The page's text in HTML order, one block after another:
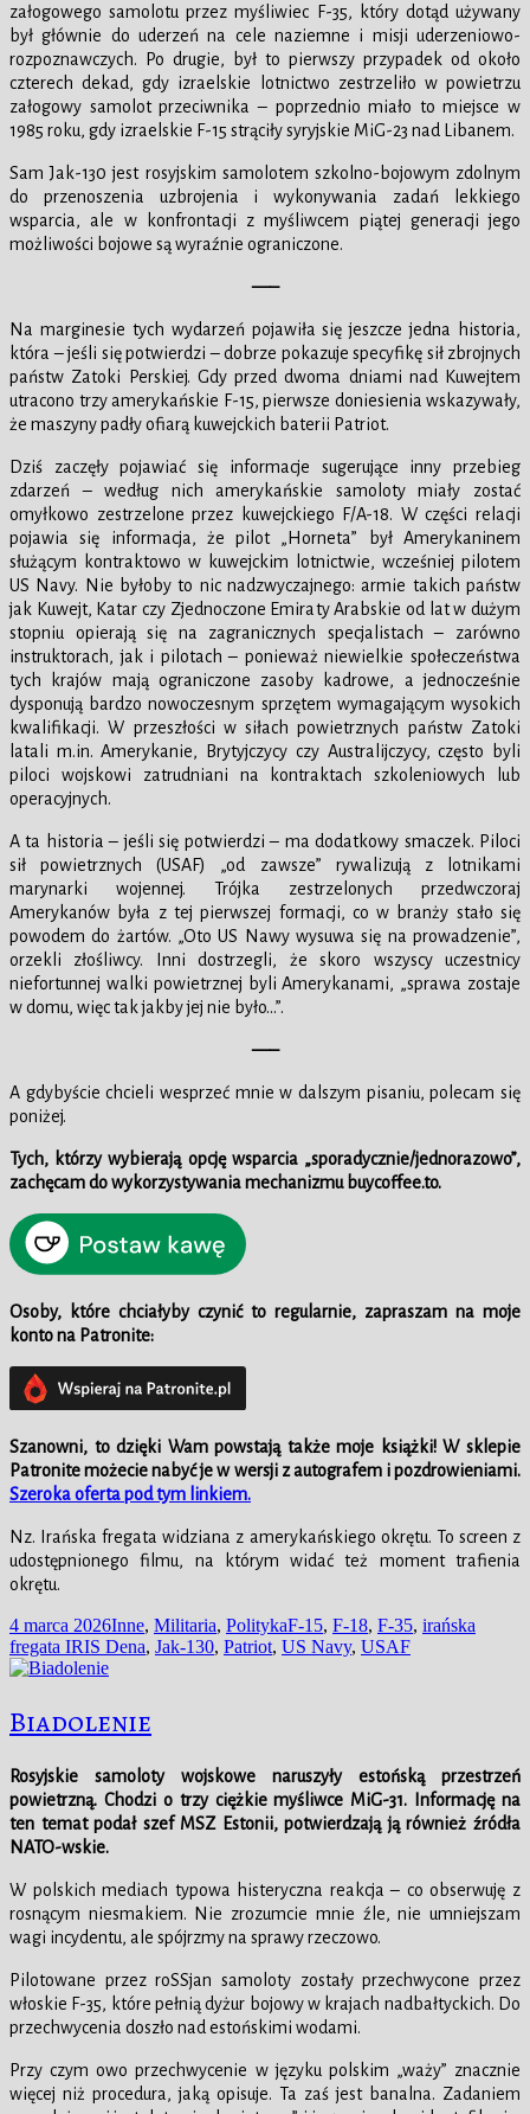
załogowego samolotu przez myśliwiec F-35, który dotąd używany
był głównie do uderzeń na cele naziemne i misji uderzeniowo-
rozpoznawczych. Po drugie, był to pierwszy przypadek od około
czterech dekad, gdy izraelskie lotnictwo zestrzeliło w powietrzu
załogowy samolot przeciwnika – poprzednio miało to miejsce w
1985 roku, gdy izraelskie F-15 strąciły syryjskie MiG-23 nad Libanem.
Sam Jak-130 jest rosyjskim samolotem szkolno-bojowym zdolnym
do przenoszenia uzbrojenia i wykonywania zadań lekkiego
wsparcia, ale w konfrontacji z myśliwcem piątej generacji jego
możliwości bojowe są wyraźnie ograniczone.
—–
Na marginesie tych wydarzeń pojawiła się jeszcze jedna historia,
która – jeśli się potwierdzi – dobrze pokazuje specyfikę sił zbrojnych
państw Zatoki Perskiej. Gdy przed dwoma dniami nad Kuwejtem
utracono trzy amerykańskie F-15, pierwsze doniesienia wskazywały,
że maszyny padły ofiarą kuwejckich baterii Patriot.
Dziś zaczęły pojawiać się informacje sugerujące inny przebieg
zdarzeń – według nich amerykańskie samoloty miały zostać
omyłkowo zestrzelone przez kuwejckiego F/A-18. W części relacji
pojawia się informacja, że pilot „Horneta” był Amerykaninem
służącym kontraktowo w kuwejckim lotnictwie, wcześniej pilotem
US Navy. Nie byłoby to nic nadzwyczajnego: armie takich państw
jak Kuwejt, Katar czy Zjednoczone Emiraty Arabskie od lat w dużym
stopniu opierają się na zagranicznych specjalistach – zarówno
instruktorach, jak i pilotach – ponieważ niewielkie społeczeństwa
tych krajów mają ograniczone zasoby kadrowe, a jednocześnie
dysponują bardzo nowoczesnym sprzętem wymagającym wysokich
kwalifikacji. W przeszłości w siłach powietrznych państw Zatoki
latali m.in. Amerykanie, Brytyjczycy czy Australijczycy, często byli
piloci wojskowi zatrudniani na kontraktach szkoleniowych lub
operacyjnych.
A ta historia – jeśli się potwierdzi – ma dodatkowy smaczek. Piloci
sił powietrznych (USAF) „od zawsze” rywalizują z lotnikami
marynarki wojennej. Trójka zestrzelonych przedwczoraj
Amerykanów była z tej pierwszej formacji, co w branży stało się
powodem do żartów. „Oto US Nawy wysuwa się na prowadzenie”,
orzekli złośliwcy. Inni dostrzegli, że skoro wszyscy uczestnicy
niefortunnej walki powietrznej byli Amerykanami, „sprawa zostaje
w domu, więc tak jakby jej nie było…”.
—–
A gdybyście chcieli wesprzeć mnie w dalszym pisaniu, polecam się
poniżej.
Tych, którzy wybierają opcję wsparcia „sporadycznie/jednorazowo”,
zachęcam do wykorzystywania mechanizmu buycoffee.to.
Osoby, które chciałyby czynić to regularnie, zapraszam na moje
konto na Patronite:
Szanowni, to dzięki Wam powstają także moje książki!Wsklepie
Patronite możecie nabyć je w wersji z autografem i pozdrowieniami.
Szeroka oferta pod tym linkiem.
Nz. Irańska fregata widziana z amerykańskiego okrętu. To screen z
udostępnionego filmu, na którym widać też moment trafienia
okrętu.
Data
publikacji
4 marca 2026Kategorie
Inne, Militaria, PolitykaTagi
F-15, F-18, F-35, irańska
fregata IRIS Dena, Jak-130, Patriot, US Navy, USAF
Biadolenie
Rosyjskie samoloty wojskowe naruszyły estońską przestrzeń
powietrzną. Chodzi o trzy ciężkie myśliwce MiG-31. Informację na
ten temat podał szef MSZ Estonii, potwierdzają ją również źródła
NATO-wskie.
W polskich mediach typowa histeryczna reakcja – co obserwuję z
rosnącym niesmakiem. Nie zrozumcie mnie źle, nie umniejszam
wagi incydentu, ale spójrzmy na sprawy rzeczowo.
Pilotowane przez roSSjan samoloty zostały przechwycone przez
włoskie F-35, które pełnią dyżur bojowy w krajach nadbałtyckich. Do
przechwycenia doszło nad estońskimi wodami.
Przy czym owo przechwycenie w języku polskim „waży” znacznie
więcej niż procedura, jaką opisuje. Ta zaś jest banalna. Zadaniem